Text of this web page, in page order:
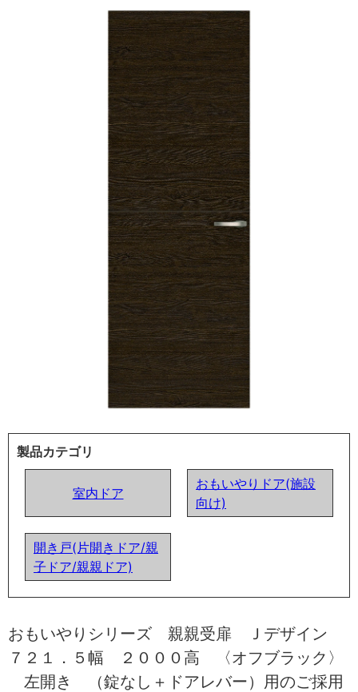
製品カテゴリ
室内ドア
おもいやりドア(施設
向け)
開き戸(片開きドア/親
子ドア/親親ドア)
おもいやりシリーズ 親親受扉 Ｊデザイン
７２１．５幅 ２０００高 〈オフブラック〉
左開き （錠なし＋ドアレバー）用のご採用